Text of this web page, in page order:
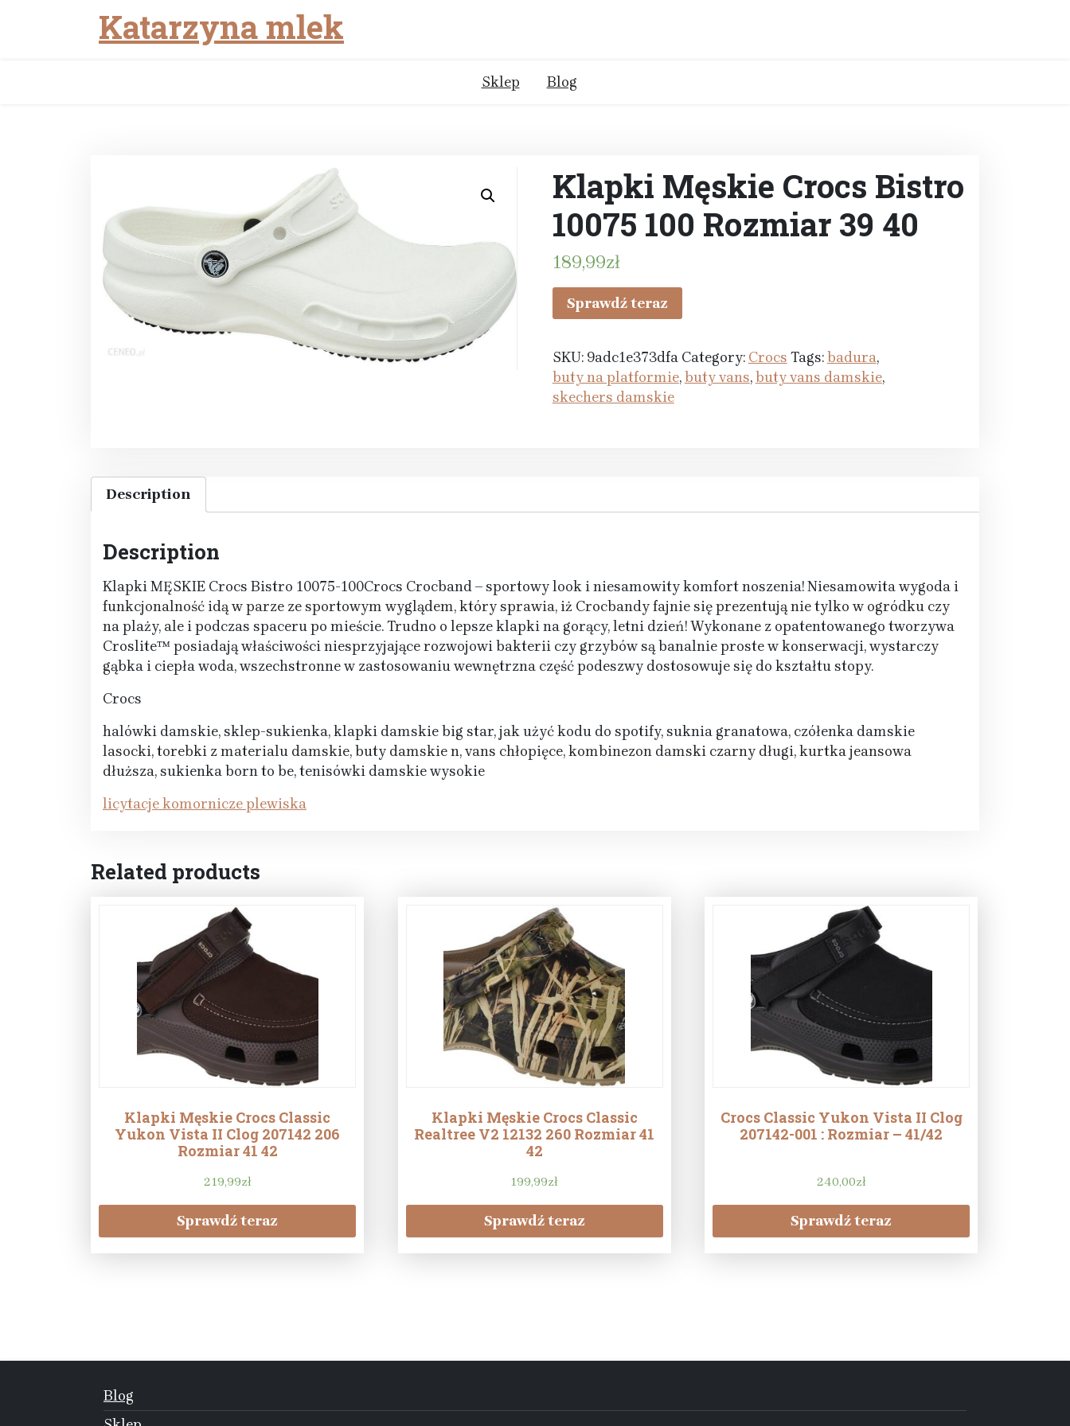
Katarzyna mlek
Sklep Blog
Klapki Męskie Crocs Bistro
10075 100 Rozmiar 39 40
189,99zł
Sprawdź teraz
SKU: 9adc1e373dfa Category: Crocs Tags:badura,
buty na platformie,buty vans,buty vans damskie,
skechers damskie
Description
Description
Klapki MĘSKIE Crocs Bistro 10075-100Crocs Crocband – sportowy look i niesamowity komfort noszenia! Niesamowita wygoda i
funkcjonalność idą w parze ze sportowym wyglądem, który sprawia, iż Crocbandy fajnie się prezentują nie tylko w ogródku czy
na plaży, ale i podczas spaceru po mieście. Trudno o lepsze klapki na gorący, letni dzień! Wykonane z opatentowanego tworzywa
Croslite™ posiadają właściwości niesprzyjające rozwojowi bakterii czy grzybów są banalnie proste w konserwacji, wystarczy
gąbka i ciepła woda, wszechstronne w zastosowaniu wewnętrzna część podeszwy dostosowuje się do kształtu stopy.
Crocs
halówki damskie, sklep-sukienka, klapki damskie big star, jak użyć kodu do spotify, suknia granatowa, czółenka damskie
lasocki, torebki z materialu damskie, buty damskie n, vans chłopięce, kombinezon damski czarny długi, kurtka jeansowa
dłuższa, sukienka born to be, tenisówki damskie wysokie
licytacje komornicze plewiska
Related products
Klapki Męskie Crocs Classic
Yukon Vista II Clog 207142 206
Rozmiar 41 42
219,99zł
Sprawdź teraz
Klapki Męskie Crocs Classic
Realtree V2 12132 260 Rozmiar 41
42
199,99zł
Sprawdź teraz
Crocs Classic Yukon Vista II Clog
207142-001 : Rozmiar – 41/42
240,00zł
Sprawdź teraz
Blog